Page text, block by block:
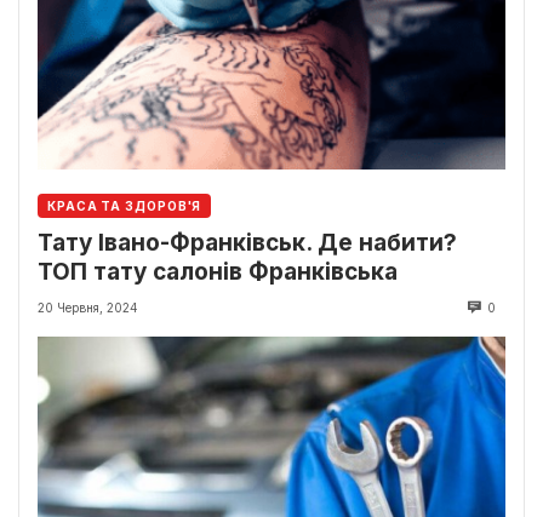
КРАСА ТА ЗДОРОВ'Я
Тату Івано-Франківськ. Де набити?
ТОП тату салонів Франківська
20 Червня, 2024 0